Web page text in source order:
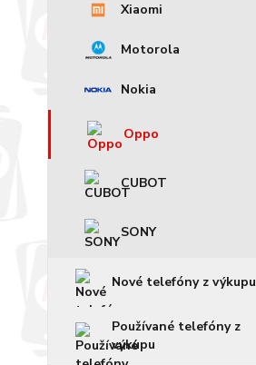
Xiaomi
Motorola
Nokia
Oppo
CUBOT
SONY
Nové telefóny z výkupu
Používané telefóny z
výkupu